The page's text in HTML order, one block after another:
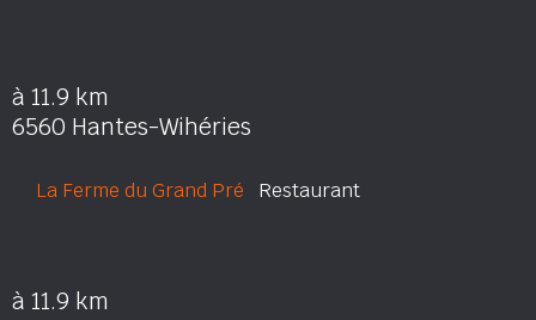
à 11.9 km
6560 Hantes-Wihéries
La Ferme du Grand Pré Restaurant
à 11.9 km